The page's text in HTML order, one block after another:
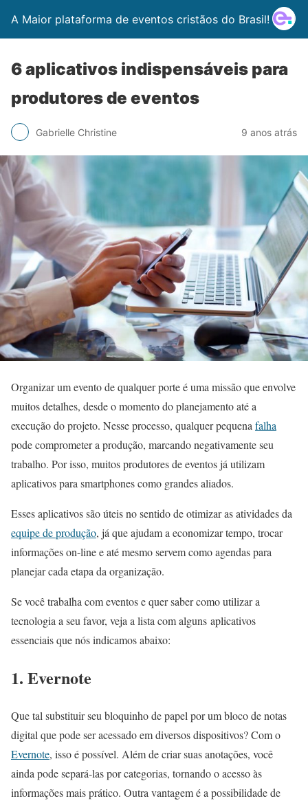
A Maior plataforma de eventos cristãos do Brasil!
6 aplicativos indispensáveis para
produtores de eventos
Gabrielle Christine 9 anos atrás
Organizar um evento de qualquer porte é uma missão que envolve
muitos detalhes, desde o momento do planejamento até a
execução do projeto. Nesse processo, qualquer pequena falha
pode comprometer a produção, marcando negativamente seu
trabalho. Por isso, muitos produtores de eventos já utilizam
aplicativos para smartphones como grandes aliados.
Esses aplicativos são úteis no sentido de otimizar as atividades da
equipe de produção, já que ajudam a economizar tempo, trocar
informações on-line e até mesmo servem como agendas para
planejar cada etapa da organização.
Se você trabalha com eventos e quer saber como utilizar a
tecnologia a seu favor, veja a lista com alguns aplicativos
essenciais que nós indicamos abaixo:
1. Evernote
Que tal substituir seu bloquinho de papel por um bloco de notas
digital que pode ser acessado em diversos dispositivos? Com o
Evernote, isso é possível. Além de criar suas anotações, você
ainda pode separá-las por categorias, tornando o acesso às
informações mais prático. Outra vantagem é a possibilidade de